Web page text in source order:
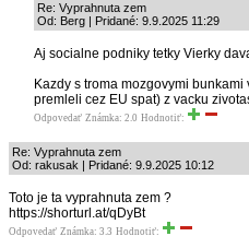
Re: Vyprahnuta zem
Od: Berg | Pridané: 9.9.2025 11:29
Aj socialne podniky tetky Vierky
Kazdy s troma mozgovymi
premleli cez EU spat) z vacku
Odpovedať Známka: 2.0 Hodnotiť:
Re: Vyprahnuta zem
Od: rakusak | Pridané: 9.9.2025 10:12
Toto je ta vyprahnuta zem ?
https://shorturl.at/qDyBt
Odpovedať Známka: 3.3 Hodnotiť: